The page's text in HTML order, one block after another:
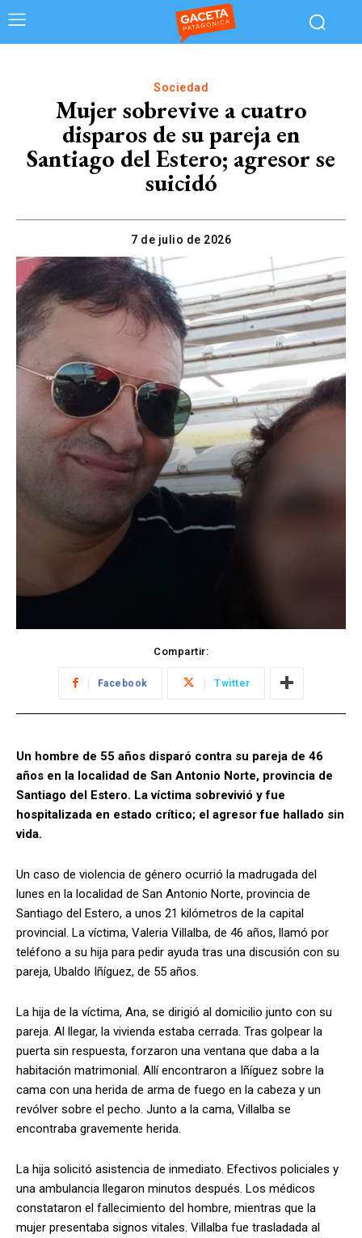
Sociedad
Mujer sobrevive a cuatro
disparos de su pareja en
Santiago del Estero; agresor se
suicidó
7 de julio de 2026
Compartir:
Facebook Twitter
Un hombre de 55 años disparó contra su pareja de 46
años en la localidad de San Antonio Norte, provincia de
Santiago del Estero. La víctima sobrevivió y fue
hospitalizada en estado crítico; el agresor fue hallado sin
vida.
Un caso de violencia de género ocurrió la madrugada del
lunes en la localidad de San Antonio Norte, provincia de
Santiago del Estero, a unos 21 kilómetros de la capital
provincial. La víctima, Valeria Villalba, de 46 años, llamó por
teléfono a su hija para pedir ayuda tras una discusión con su
pareja, Ubaldo Iñíguez, de 55 años.
La hija de la víctima, Ana, se dirigió al domicilio junto con su
pareja. Al llegar, la vivienda estaba cerrada. Tras golpear la
puerta sin respuesta, forzaron una ventana que daba a la
habitación matrimonial. Allí encontraron a Iñíguez sobre la
cama con una herida de arma de fuego en la cabeza y un
revólver sobre el pecho. Junto a la cama, Villalba se
encontraba gravemente herida.
La hija solicitó asistencia de inmediato. Efectivos policiales y
una ambulancia llegaron minutos después. Los médicos
constataron el fallecimiento del hombre, mientras que la
mujer presentaba signos vitales. Villalba fue trasladada al